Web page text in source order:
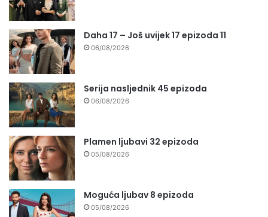
Daha 17 – Još uvijek 17 epizoda 11
06/08/2026
Serija nasljednik 45 epizoda
06/08/2026
Plamen ljubavi 32 epizoda
05/08/2026
Moguća ljubav 8 epizoda
05/08/2026